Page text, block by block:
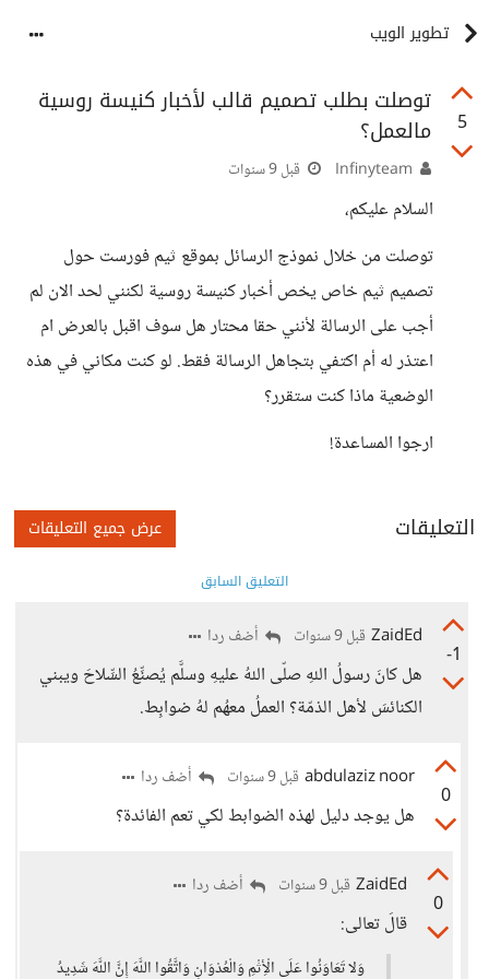
تطوير الويب
5
توصلت بطلب تصميم قالب لأخبار كنيسة روسية
مالعمل؟
قبل 9 سنوات
السلام عليكم،
توصلت من خلال نموذج الرسائل بموقع ثيم فورست حول
تصميم ثيم خاص يخص أخبار كنيسة روسية لكنني لحد الان لم
أجب على الرسالة لأنني حقا محتار هل سوف اقبل بالعرض ام
اعتذر له أم اكتفي بتجاهل الرسالة فقط. لو كنت مكاني في هذه
الوضعية ماذا كنت ستقرر؟
ارجوا المساعدة!
التعليقات عرض جميع التعليقات
التعليق السابق
-1
ZaidEd قبل 9 سنوات أضف ردا
هل كانَ رسولُ اللهِ صلّى اللهُ عليهِ وسلَّم يُصنِّعُ السِّلاحَ ويبني
الكنائسَ لأهل الذمّة؟ العملُ معهُم لهُ ضوابِط.
0
abdulaziz noor قبل 9 سنوات أضف ردا
هل يوجد دليل لهذه الضوابط لكي تعم الفائدة؟
0
ZaidEd قبل 9 سنوات أضف ردا
قالَ تعالى:
وَلا تَعَاوَنُوا عَلَى الْأِثْمِ وَالْعُدْوَانِ وَاتَّقُوا اللَّهَ إِنَّ اللَّهَ شَدِيدُ